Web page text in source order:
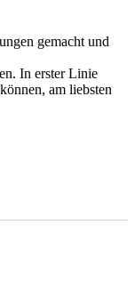
gemacht und
In erster Linie
am liebsten